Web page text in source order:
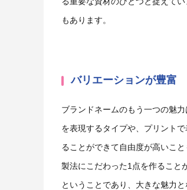
もあります。
バリエーションが豊富
ブランドネームのもう一つの魅
を表現するタイプや、プリント
ることができて自由度が高いこ
製法にこだわった1点を作ること
ということであり、大きな魅力と